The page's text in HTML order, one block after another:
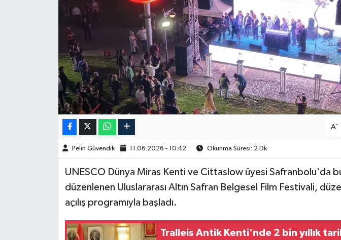
A-
Pelin Güvendik 11.06.2026 - 10:42 Okunma Süresi: 2 Dk
UNESCO Dünya Miras Kenti ve Cittaslow üyesi Safranbolu'da
düzenlenen Uluslararası Altın Safran Belgesel Film Festivali,
açılış programıyla başladı.
Tralleis Antik Kenti'nde 2 bin yıllık
Hava Durumu
Kim kimdir?
Kültür Sanat